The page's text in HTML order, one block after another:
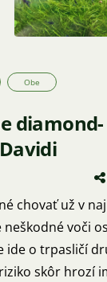
Obe
diamond-
chovať už v
neškodné voči
ide o trpasličí
skôr hrozí